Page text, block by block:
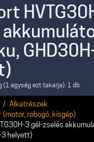
(1 egység ezt takarja): 1 db
Alkatrészek
robogó, kisgép)
3 gél-zselés
3 helyett)